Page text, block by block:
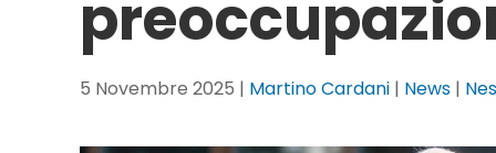
5 Novembre 2025 | Martino Cardani | News |